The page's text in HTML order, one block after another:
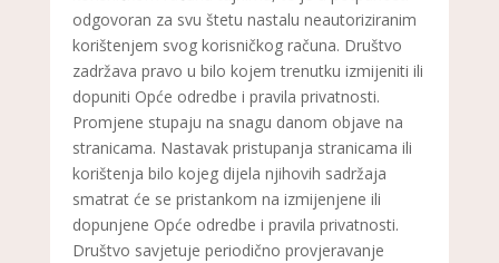
odgovoran za svu štetu nastalu neautoriziranim
korištenjem svog korisničkog računa. Društvo
zadržava pravo u bilo kojem trenutku izmijeniti ili
dopuniti Opće odredbe i pravila privatnosti.
Promjene stupaju na snagu danom objave na
stranicama. Nastavak pristupanja stranicama ili
korištenja bilo kojeg dijela njihovih sadržaja
smatrat će se pristankom na izmijenjene ili
dopunjene Opće odredbe i pravila privatnosti.
Društvo savjetuje periodično provjeravanje